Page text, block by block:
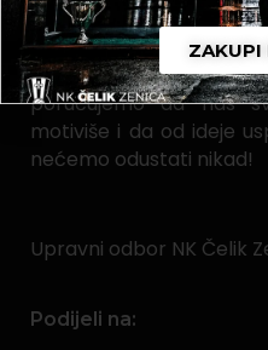
Također, ukoliko
stavovima želi prisiliti
projekta i ideje za
poručujemo da nas
motiviše i da od ideje
nećemo odustati nikad!
Upravni odbor NK Čelik
Podijeli na:
ZAKUPI